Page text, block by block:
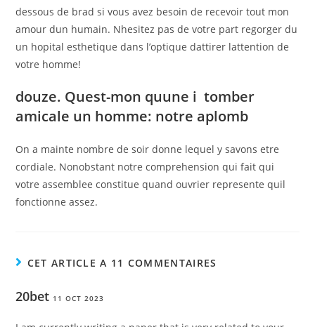
dessous de brad si vous avez besoin de recevoir tout mon
amour dun humain. Nhesitez pas de votre part regorger du
un hopital esthetique dans l’optique dattirer lattention de
votre homme!
douze. Quest-mon quune i tomber
amicale un homme: notre aplomb
On a mainte nombre de soir donne lequel y savons etre
cordiale. Nonobstant notre comprehension qui fait qui
votre assemblee constitue quand ouvrier represente quil
fonctionne assez.
CET ARTICLE A 11 COMMENTAIRES
20bet 11 OCT 2023